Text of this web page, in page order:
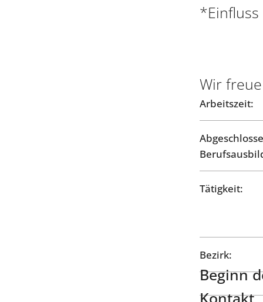
Wir
Arbeitszeit:
Tätigkeit:
Bezirk:
Beginn
Kontakt